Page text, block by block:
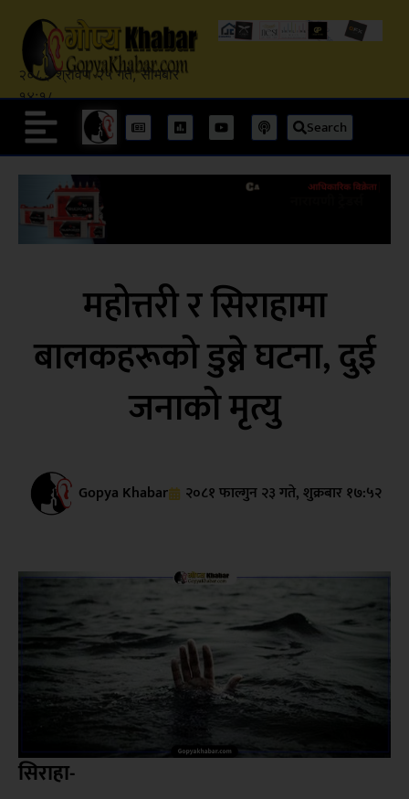
२०८३ श्रावण २५ गते, सोमबार
१४:१८
Search
महोत्तरी र सिराहामा
बालकहरूको डुब्ने घटना, दुई
जनाको मृत्यु
Gopya Khabar २०८१ फाल्गुन २३ गते, शुक्रबार १७:५२
सिराहा-